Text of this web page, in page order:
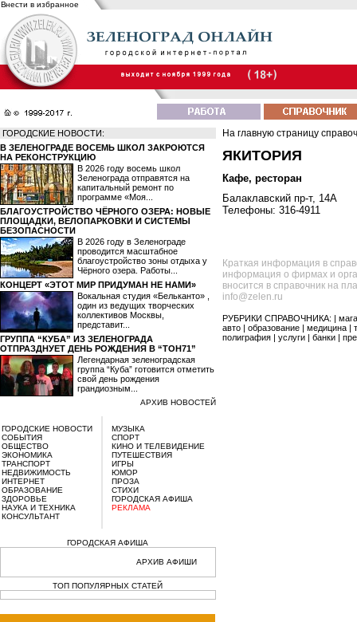
Внести в избранное
ГОРОДСКИЕ НОВОСТИ:
В ЗЕЛЕНОГРАДЕ ВОСЕМЬ ШКОЛ ЗАКРОЮТСЯ
НА РЕКОНСТРУКЦИЮ
В 2026 году восемь школ
Зеленограда отправятся на
капитальный ремонт по
программе «Моя...
БЛАГОУСТРОЙСТВО ЧЁРНОГО ОЗЕРА: НОВЫЕ
ПЛОЩАДКИ, ВЕЛОПАРКОВКИ И СИСТЕМЫ
БЕЗОПАСНОСТИ
В 2026 году в Зеленограде
проводится масштабное
благоустройство зоны отдыха у
Чёрного озера. Работы...
КОНЦЕРТ «ЭТОТ МИР ПРИДУМАН НЕ НАМИ»
Вокальная студия «Бельканто» ,
один из ведущих творческих
коллективов Москвы,
представит...
ГРУППА “КУБА” ИЗ ЗЕЛЕНОГРАДА
ОТПРАЗДНУЕТ ДЕНЬ РОЖДЕНИЯ В “ТОН71”
Легендарная зеленоградская
группа “Куба” готовится отметить
свой день рождения
грандиозным...
АРХИВ НОВОСТЕЙ
ГОРОДСКИЕ НОВОСТИ
СОБЫТИЯ
ОБЩЕСТВО
ЭКОНОМИКА
ТРАНСПОРТ
НЕДВИЖИМОСТЬ
ИНТЕРНЕТ
ОБРАЗОВАНИЕ
ЗДОРОВЬЕ
НАУКА И ТЕХНИКА
КОНСУЛЬТАНТ
МУЗЫКА
СПОРТ
КИНО И ТЕЛЕВИДЕНИЕ
ПУТЕШЕСТВИЯ
ИГРЫ
ЮМОР
ПРОЗА
СТИХИ
ГОРОДСКАЯ АФИША
РЕКЛАМА
ГОРОДСКАЯ АФИША
АРХИВ АФИШИ
ТОП ПОПУЛЯРНЫХ СТАТЕЙ
На главную страницу
ЯКИТОРИЯ
Кафе, ресторан
Балаклавский пр-т, 14А
Телефоны: 316-4911
Краткая информация в
информация о фирмах и
вносится в справочник на
info@zelen.ru
РУБРИКИ СПРАВОЧНИКА: |
авто
образование медицина
полиграфия
услуги банки